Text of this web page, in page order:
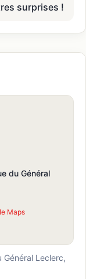
surprises !
du Général
Maps
Général Leclerc,